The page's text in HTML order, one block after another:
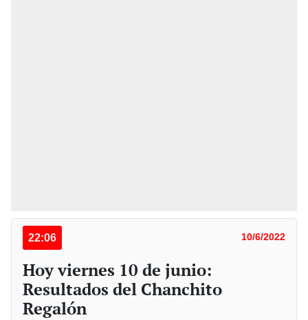
22:06 10/6/2022
Hoy viernes 10 de junio:
Resultados del Chanchito
Regalón